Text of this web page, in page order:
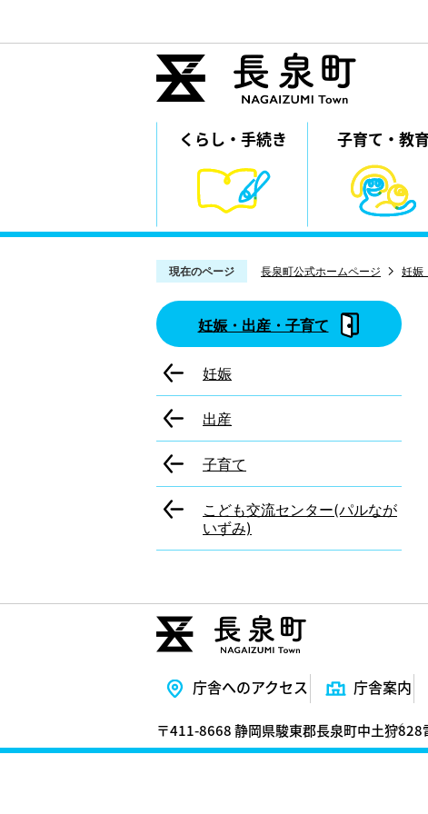
くらし・ ⼿続き 子育て・教育
現在のページ 長泉町公式ホームページ 妊娠
妊娠・出産・子育て
妊娠
出産
子育て
こども交流センター(パルなが
いずみ)
庁舎へのアクセス 庁舎案内
〒411-8668 静岡県駿東郡長泉町中土狩828